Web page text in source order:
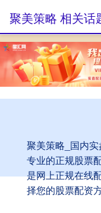
聚美策略_国内
专业的正规股票
是网上正规在线
择您的股票配资
聚美策略 相关话